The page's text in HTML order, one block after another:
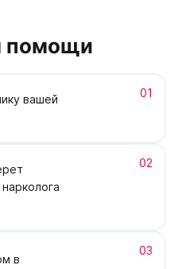
помощи
вашей
01
02
в
03